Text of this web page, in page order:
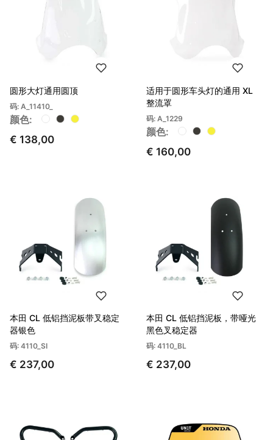
圆形大灯通用圆顶
码: A_11410_
颜色:
€ 138,00
适用于圆形车头灯的通用 XL
整流罩
码: A_1229
颜色:
€ 160,00
本田 CL 低铝挡泥板带叉稳定
器银色
码: 4110_SI
€ 237,00
本田 CL 低铝挡泥板，带哑光
黑色叉稳定器
码: 4110_BL
€ 237,00